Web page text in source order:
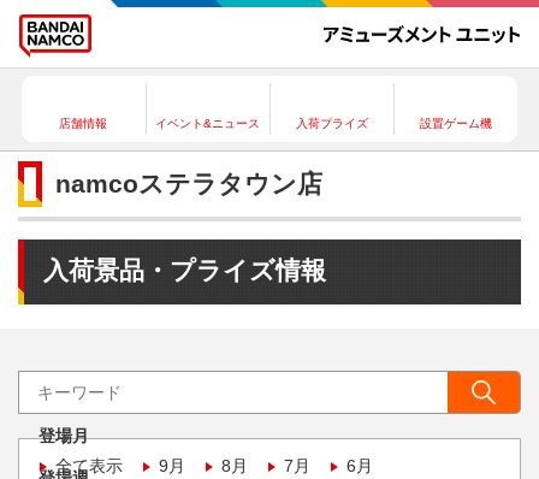
店舗情報 イベント&ニュース 入荷プライズ 設置ゲーム機
namcoステラタウン店
入荷景品・プライズ情報
登場月
全て表示
9月 8月 7月 6月